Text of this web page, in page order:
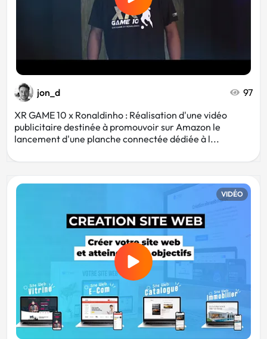
Youtube
IA Short
Photo
Musique
Communication Web
jon_d
97
XR GAME 10 x Ronaldinho : Réalisation d'une vidéo
publicitaire destinée à promouvoir sur Amazon le
lancement d'une planche connectée dédiée à l...
VIDÉO